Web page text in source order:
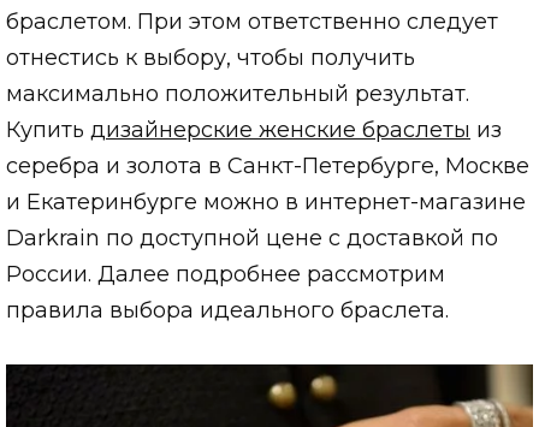
браслетом. При этом ответственно следует
отнестись к выбору, чтобы получить
максимально положительный результат.
Купить дизайнерские женские браслеты из
серебра и золота в Санкт-Петербурге, Москве
и Екатеринбурге можно в интернет-магазине
Darkrain по доступной цене с доставкой по
России. Далее подробнее рассмотрим
правила выбора идеального браслета.